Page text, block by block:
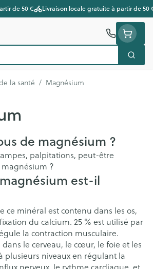
de 50 € Livraison locale gratuite à partir de 50
la santé / Magnésium
de magnésium ?
palpitations, peut-être
?
est-il
ce minéral est contenu dans les os,
du calcium. 25 % est utilisé par
la contraction musculaire.
le cerveau, le cœur, le foie et les
plusieurs niveaux en régulant la